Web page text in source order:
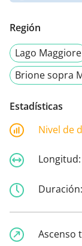
Región
Lago Maggiore
Brione sopra
Estadísticas
Nivel de
Longitud:
Duración:
Ascenso